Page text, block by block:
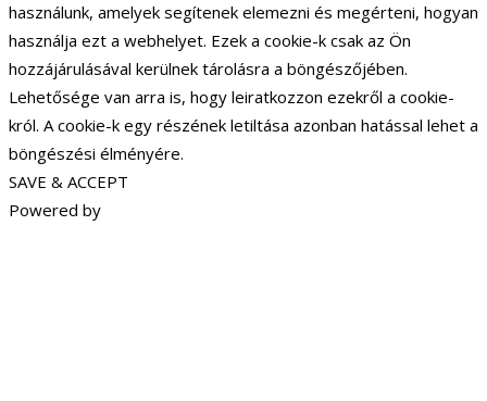
használunk, amelyek segítenek elemezni és megérteni, hogyan
használja ezt a webhelyet. Ezek a cookie-k csak az Ön
hozzájárulásával kerülnek tárolásra a böngészőjében.
Lehetősége van arra is, hogy leiratkozzon ezekről a cookie-
król. A cookie-k egy részének letiltása azonban hatással lehet a
böngészési élményére.
SAVE & ACCEPT
Powered by